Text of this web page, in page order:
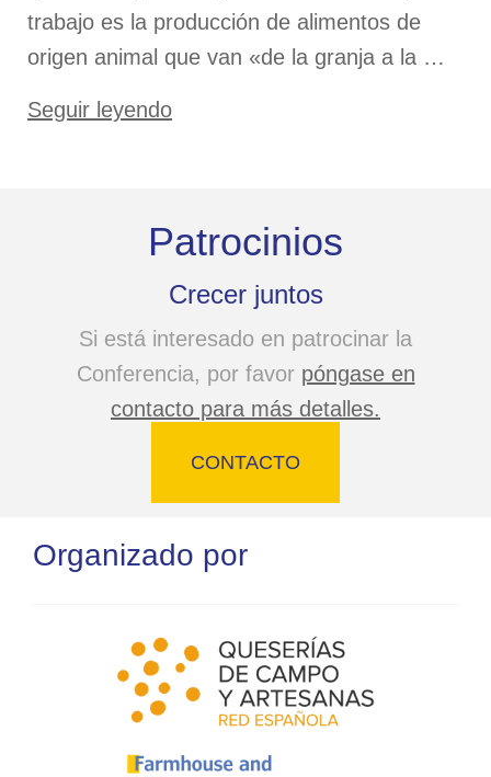
trabajo es la producción de alimentos de
origen animal que van «de la granja a la …
Seguir leyendo«Dra.
Patrocinios
Crecer juntos
Si está interesado en patrocinar la
Conferencia, por favor póngase en
contacto para más detalles.
CONTACTO
Organizado por